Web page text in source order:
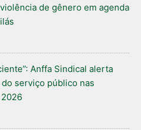
de gênero em agenda
Anffa Sindical alerta
serviço público nas